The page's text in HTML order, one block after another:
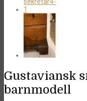
Gustaviansk
barnmodell